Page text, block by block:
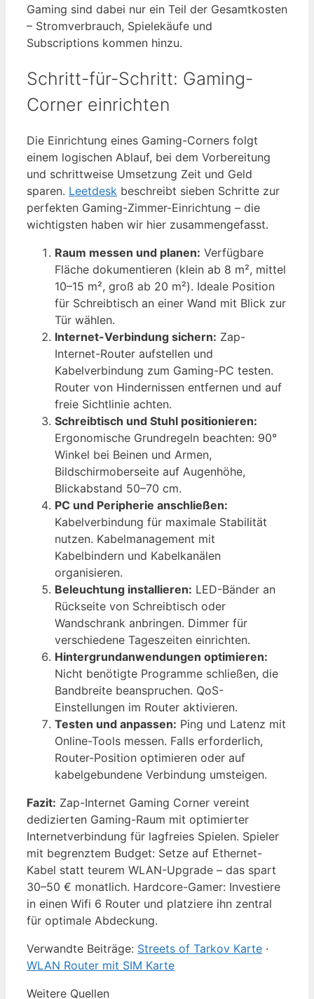
Gaming sind dabei nur ein Teil der Gesamtkosten
– Stromverbrauch, Spielekäufe und
Subscriptions kommen hinzu.
Schritt-für-Schritt: Gaming-
Corner einrichten
Die Einrichtung eines Gaming-Corners folgt
einem logischen Ablauf, bei dem Vorbereitung
und schrittweise Umsetzung Zeit und Geld
sparen. Leetdesk beschreibt sieben Schritte zur
perfekten Gaming-Zimmer-Einrichtung – die
wichtigsten haben wir hier zusammengefasst.
Raum messen und planen: Verfügbare
Fläche dokumentieren (klein ab 8 m², mittel
10–15 m², groß ab 20 m²). Ideale Position
für Schreibtisch an einer Wand mit Blick zur
Tür wählen.
Internet-Verbindung sichern: Zap-
Internet-Router aufstellen und
Kabelverbindung zum Gaming-PC testen.
Router von Hindernissen entfernen und auf
freie Sichtlinie achten.
Schreibtisch und Stuhl positionieren:
Ergonomische Grundregeln beachten: 90°
Winkel bei Beinen und Armen,
Bildschirmoberseite auf Augenhöhe,
Blickabstand 50–70 cm.
PC und Peripherie anschließen:
Kabelverbindung für maximale Stabilität
nutzen. Kabelmanagement mit
Kabelbindern und Kabelkanälen
organisieren.
Beleuchtung installieren: LED-Bänder an
Rückseite von Schreibtisch oder
Wandschrank anbringen. Dimmer für
verschiedene Tageszeiten einrichten.
Hintergrundanwendungen optimieren:
Nicht benötigte Programme schließen, die
Bandbreite beanspruchen. QoS-
Einstellungen im Router aktivieren.
Testen und anpassen: Ping und Latenz mit
Online-Tools messen. Falls erforderlich,
Router-Position optimieren oder auf
kabelgebundene Verbindung umsteigen.
Fazit: Zap-Internet Gaming Corner vereint
dedizierten Gaming-Raum mit optimierter
Internetverbindung für lagfreies Spielen. Spieler
mit begrenztem Budget: Setze auf Ethernet-
Kabel statt teurem WLAN-Upgrade – das spart
30–50 € monatlich. Hardcore-Gamer: Investiere
in einen Wifi 6 Router und platziere ihn zentral
für optimale Abdeckung.
Verwandte Beiträge: Streets of Tarkov Karte ·
WLAN Router mit SIM Karte
Weitere Quellen